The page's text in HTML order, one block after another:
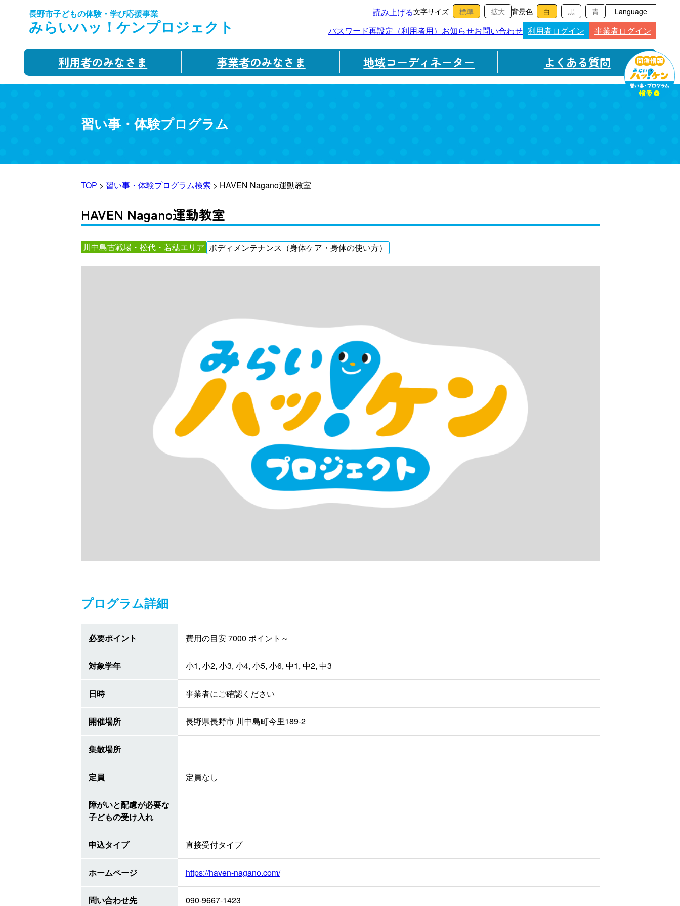
長野市子どもの体験・学び応援事業
みらいハッ！ケンプロジェクト
読み上げる文字サイズ 背景色 Language
パスワード再設定（利用者用） お知らせお問い合わせ 利用者ログイン 事業者ログイン
利用者のみなさま 事業者のみなさま 地域コーディネーター よくある質問
習い事・体験プログラム
TOP > 習い事・体験プログラム検索 > HAVEN Nagano運動教室
HAVEN Nagano運動教室
川中島古戦場・松代・若穂エリア ボディメンテナンス（身体ケア・身体の使い方）
プログラム詳細
必要ポイント 費用の目安 7000 ポイント～
対象学年 小1, 小2, 小3, 小4, 小5, 小6, 中1, 中2, 中3
日時 事業者にご確認ください
開催場所 長野県長野市 川中島町今里189-2
集散場所
定員 定員なし
障がいと配慮が必要な
子どもの受け入れ
申込タイプ 直接受付タイプ
ホームページ https://haven-nagano.com/
問い合わせ先 090-9667-1423